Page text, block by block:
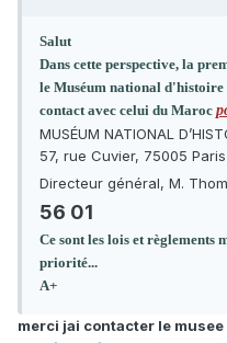
Salut
Dans cette perspective, la
le Muséum national
contact avec celui du Maroc
MUSÉUM NATIONAL
57, rue Cuvier, 75005 Paris
Directeur général, M.
56 01
Ce sont les lois et règlements
priorité...
A+
merci jai contacter le